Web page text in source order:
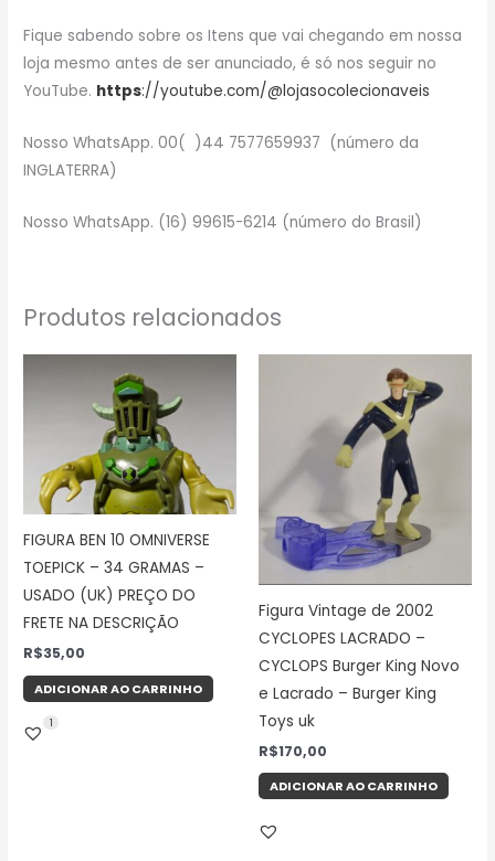
Fique sabendo sobre os Itens que vai chegando em nossa
loja mesmo antes de ser anunciado, é só nos seguir no
YouTube. https://youtube.com/@lojasocolecionaveis
Nosso WhatsApp. 00( )44 7577659937 (número da
INGLATERRA)
Nosso WhatsApp. (16) 99615-6214 (número do Brasil)
Produtos relacionados
FIGURA BEN 10 OMNIVERSE
TOEPICK – 34 GRAMAS –
USADO (UK) PREÇO DO
FRETE NA DESCRIÇÃO
R$35,00
ADICIONAR AO CARRINHO
1
Figura Vintage de 2002
CYCLOPES LACRADO –
CYCLOPS Burger King Novo
e Lacrado – Burger King
Toys uk
R$170,00
ADICIONAR AO CARRINHO